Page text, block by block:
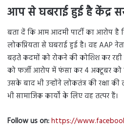
आप से घबराई हुई है केंद्र
बता दें कि आम आदमी पार्टी का आरोप है
लोकप्रियता से घबराई हुई है। वह AAP
बढ़ते कदमों को रोकने की कोशिश कर
को फर्जी आरोप में फंसा कर 4 अक्टूबर को
उसके बाद भी उन्होंने लोकतंत्र की रक्षा
भी सामाजिक कार्यों के लिए वह तत्पर हैं।
Follow us on:https://